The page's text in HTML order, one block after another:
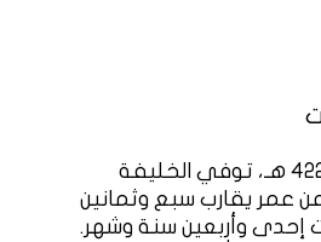
في ذي الحجة سنة 422 هـ، توفي الخليفة
عن عمر يقارب سبع وثمانين
إحدى وأربعين سنة وشهر.